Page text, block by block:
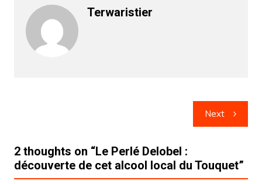
Terwaristier
Next
2 thoughts on “Le Perlé Delobel :
découverte de cet alcool local du Touquet”